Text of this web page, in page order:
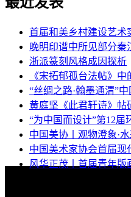
首届和美乡村建设艺术
晚明印谱中所见部分秦
浙派篆刻风格成因探析
《宋拓郁孤台法帖》
“丝绸之路·翰墨通渭”
黄庭坚《此君轩诗》帖
“为中国而设计”第12
中国美协丨观物澄象·
中国美术家协会首届现
风华正茂丨首届青年版